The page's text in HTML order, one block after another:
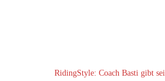
RidingStyle: Coach Basti gibt